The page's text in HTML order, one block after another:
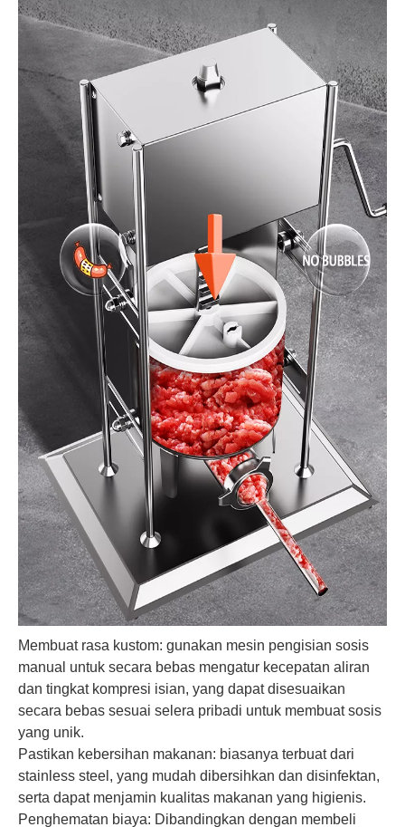
Membuat rasa kustom: gunakan mesin pengisian sosis
manual untuk secara bebas mengatur kecepatan aliran
dan tingkat kompresi isian, yang dapat disesuaikan
secara bebas sesuai selera pribadi untuk membuat sosis
yang unik.
Pastikan kebersihan makanan: biasanya terbuat dari
stainless steel, yang mudah dibersihkan dan disinfektan,
serta dapat menjamin kualitas makanan yang higienis.
Penghematan biaya: Dibandingkan dengan membeli